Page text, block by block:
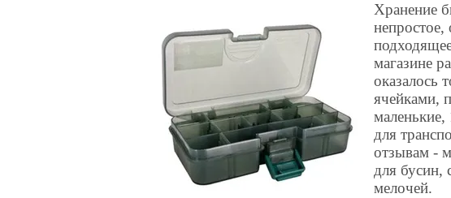
Хранение
непростое,
магазине
оказалось
ячейками,
для
отзывам -
для бусин,
мелочей.